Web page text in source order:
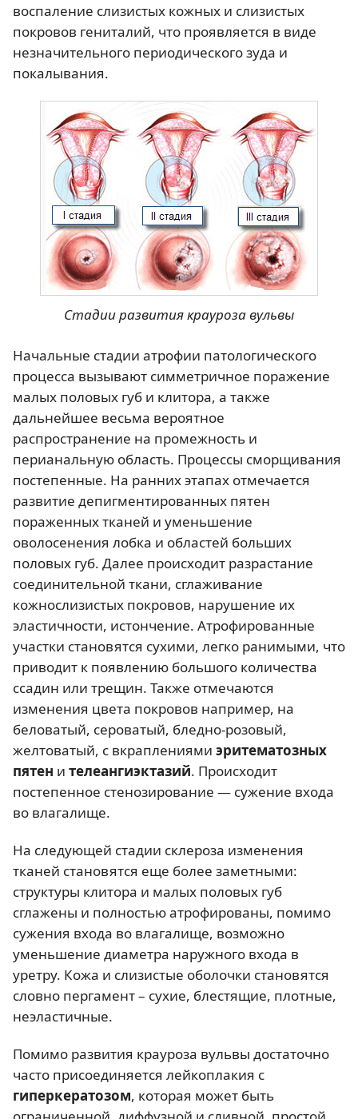
воспаление слизистых кожных и слизистых
покровов гениталий, что проявляется в виде
незначительного периодического зуда и
покалывания.
Стадии развития крауроза вульвы
Начальные стадии атрофии патологического
процесса вызывают симметричное поражение
малых половых губ и клитора, а также
дальнейшее весьма вероятное
распространение на промежность и
перианальную область. Процессы сморщивания
постепенные. На ранних этапах отмечается
развитие депигментированных пятен
пораженных тканей и уменьшение
оволосенения лобка и областей больших
половых губ. Далее происходит разрастание
соединительной ткани, сглаживание
кожнослизистых покровов, нарушение их
эластичности, истончение. Атрофированные
участки становятся сухими, легко ранимыми, что
приводит к появлению большого количества
ссадин или трещин. Также отмечаются
изменения цвета покровов например, на
беловатый, сероватый, бледно-розовый,
желтоватый, с вкраплениями эритематозных
пятен и телеангиэктазий. Происходит
постепенное стенозирование — сужение входа
во влагалище.
На следующей стадии склероза изменения
тканей становятся еще более заметными:
структуры клитора и малых половых губ
сглажены и полностью атрофированы, помимо
сужения входа во влагалище, возможно
уменьшение диаметра наружного входа в
уретру. Кожа и слизистые оболочки становятся
словно пергамент – сухие, блестящие, плотные,
неэластичные.
Помимо развития крауроза вульвы достаточно
часто присоединяется лейкоплакия с
гиперкератозом, которая может быть